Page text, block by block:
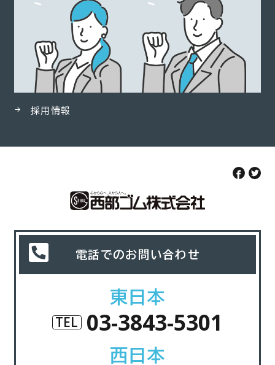
採用情報
電話でのお問い合わせ
東日本
TEL 03-3843-5301
西日本